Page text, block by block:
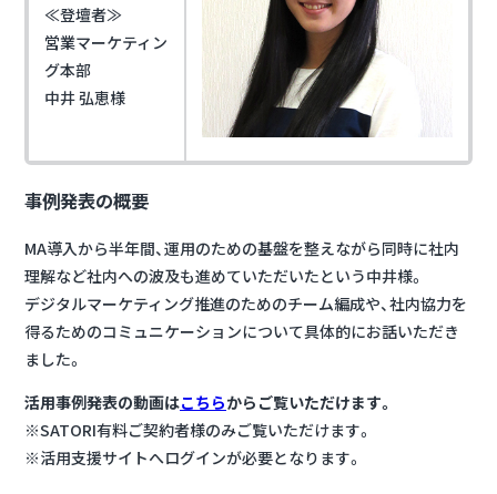
≪登壇者≫
営業マーケティン
グ本部
中井 弘恵様
事例発表の概要
MA導入から半年間、運用のための基盤を整えながら同時に社内
理解など社内への波及も進めていただいたという中井様。
デジタルマーケティング推進のためのチーム編成や、社内協力を
得るためのコミュニケーションについて具体的にお話いただき
ました。
活用事例発表の動画はこちらからご覧いただけます。
※SATORI有料ご契約者様のみご覧いただけます。
※活用支援サイトへログインが必要となります。